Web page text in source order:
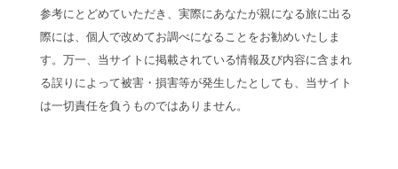
参考にとどめていただき、実際にあなたが親になる旅に出る
際には、個人で改めてお調べになることをお勧めいたしま
す。万一、当サイトに掲載されている情報及び内容に含まれ
る誤りによって被害・損害等が発生したとしても、当サイト
は一切責任を負うものではありません。